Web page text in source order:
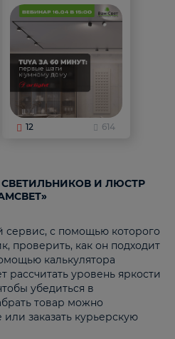
12 614
СВЕТИЛЬНИКОВ И ЛЮСТР
сервис, с помощью которого
проверить, как он подходит
калькулятора
уровень яркости
убедиться в
товар можно
заказать курьерскую